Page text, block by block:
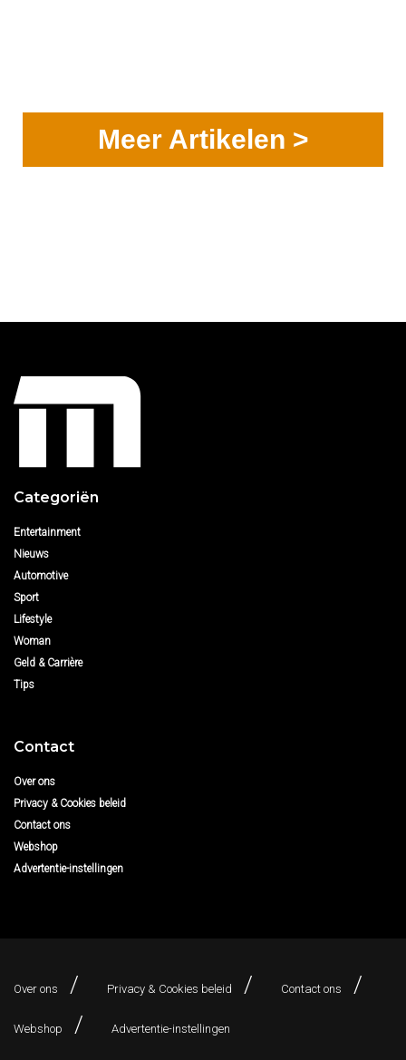
Meer Artikelen >
Categoriën
Entertainment
Nieuws
Automotive
Sport
Lifestyle
Woman
Geld & Carrière
Tips
Contact
Over ons
Privacy & Cookies beleid
Contact ons
Webshop
Advertentie-instellingen
Over ons Privacy & Cookies beleid Contact ons
Webshop Advertentie-instellingen